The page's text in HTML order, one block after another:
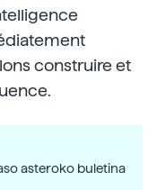
construire et
asteroko buletina